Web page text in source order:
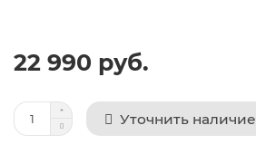
22 990 руб.
Уточнить наличие